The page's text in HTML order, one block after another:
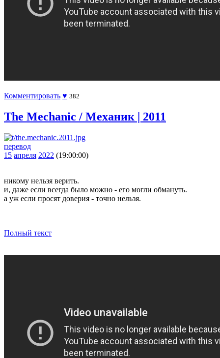
Комментировать ♥ 382
The Mechanic / Механик | 2011
перевод
15 апреля 2022 (19:00:00)
никому нельзя верить.
и, даже если всегда было можно - его могли обмануть.
а уж если просят доверия - точно нельзя.
Полный текст